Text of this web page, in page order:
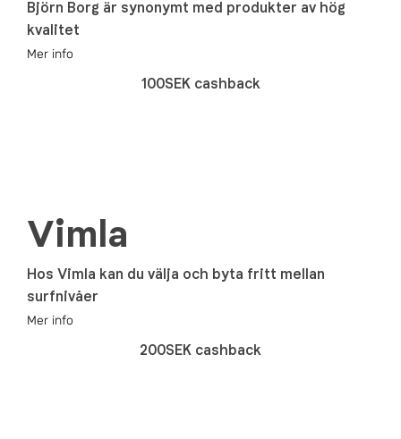
Björn Borg är synonymt med produkter av hög
kvalitet
Mer info
100SEK cashback
Vimla
Hos Vimla kan du välja och byta fritt mellan
surfnivåer
Mer info
200SEK cashback